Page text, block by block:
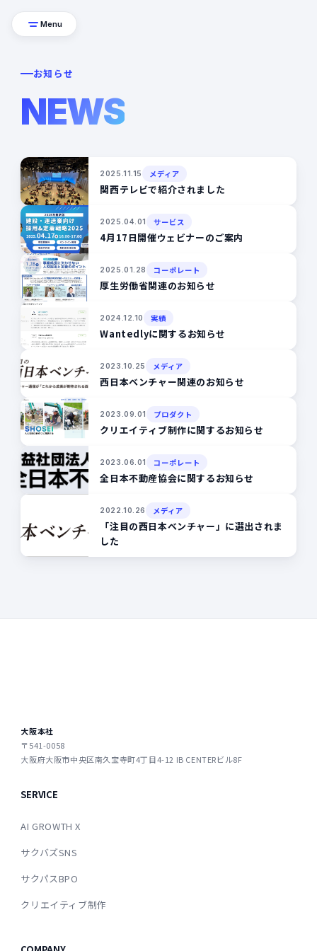
Menu
お知らせ
NEWS
2025.11.15 メディア
関西テレビで紹介されました
2025.04.01 サービス
4月17日開催ウェビナーのご案内
2025.01.28 コーポレート
厚生労働省関連のお知らせ
2024.12.10 実績
Wantedlyに関するお知らせ
2023.10.25 メディア
西日本ベンチャー関連のお知らせ
2023.09.01 プロダクト
クリエイティブ制作に関するお知らせ
2023.06.01 コーポレート
全日本不動産協会に関するお知らせ
2022.10.26 メディア
「注目の西日本ベンチャー」に選出されま
した
大阪本社
〒541-0058
大阪府大阪市中央区南久宝寺町4丁目4-12 IB CENTERビル8F
SERVICE
AI GROWTH X
サクバズSNS
サクパスBPO
クリエイティブ制作